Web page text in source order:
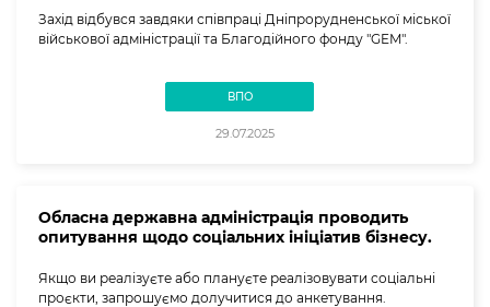
Захід відбувся завдяки співпраці Дніпрорудненської міської
військової адміністрації та Благодійного фонду "GEM".
ВПО
29.07.2025
Обласна державна адміністрація проводить
опитування щодо соціальних ініціатив бізнесу.
Якщо ви реалізуєте або плануєте реалізовувати соціальні
проєкти, запрошуємо долучитися до анкетування.